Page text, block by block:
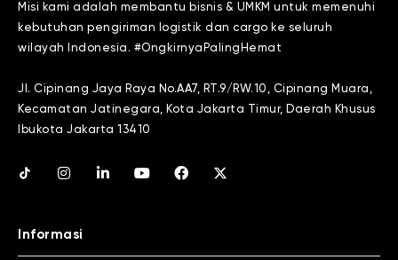
Misi kami adalah membantu bisnis & UMKM untuk memenuhi
kebutuhan pengiriman logistik dan cargo ke seluruh
wilayah Indonesia. #OngkirnyaPalingHemat
Jl. Cipinang Jaya Raya No.AA7, RT.9/RW.10, Cipinang Muara,
Kecamatan Jatinegara, Kota Jakarta Timur, Daerah Khusus
Ibukota Jakarta 13410
Informasi